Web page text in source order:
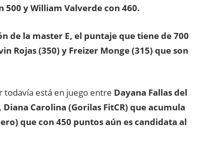
500 y William Valverde con 460.
de la master E, el puntaje que tiene de 700
Rojas (350) y Freizer Monge (315) que son
está en juego entre Dayana Fallas del
Carolina (Gorilas FitCR) que acumula
que con 450 puntos aún es candidata al